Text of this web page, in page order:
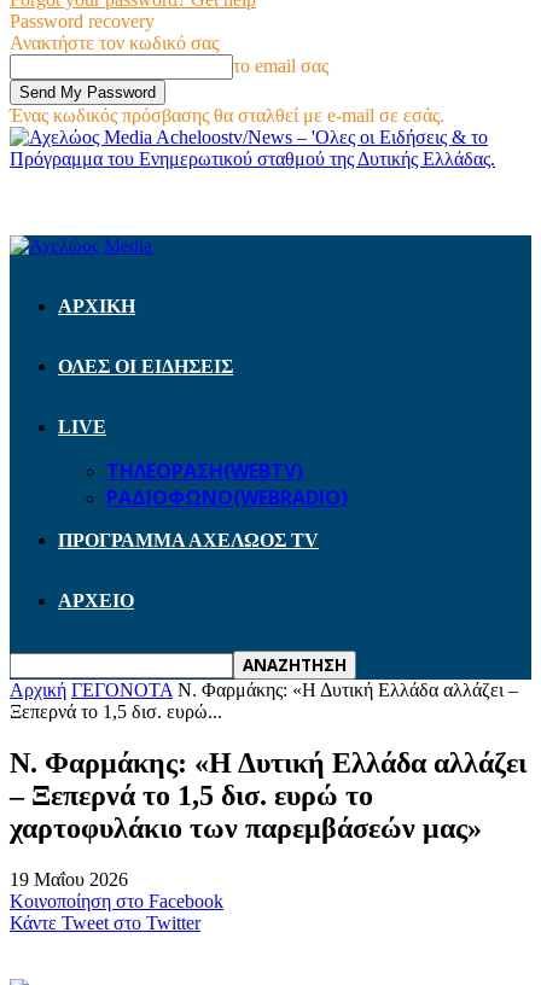
Password recovery
Ανακτήστε τον κωδικό σας
το email σας
Ένας κωδικός πρόσβασης θα σταλθεί με e-mail σε εσάς.
Acheloostv/News – 'Ολες οι Ειδήσεις & το
Πρόγραμμα του Ενημερωτικού σταθμού της Δυτικής Ελλάδας.
ΑΡΧΙΚΗ
ΟΛΕΣ ΟΙ ΕΙΔΗΣΕΙΣ
LIVE
ΤΗΛΕΟΡΑΣΗ(WEBTV)
ΡΑΔΙΟΦΩΝΟ(WEBRADIO)
ΠΡΟΓΡΑΜΜΑ ΑΧΕΛΩΟΣ TV
ΑΡΧΕΙΟ
Αρχική ΓΕΓΟΝΟΤΑ Ν. Φαρμάκης: «Η Δυτική Ελλάδα αλλάζει –
Ξεπερνά το 1,5 δισ. ευρώ...
Ν. Φαρμάκης: «Η Δυτική Ελλάδα αλλάζει
– Ξεπερνά το 1,5 δισ. ευρώ το
χαρτοφυλάκιο των παρεμβάσεών μας»
19 Μαΐου 2026
Κοινοποίηση στο Facebook
Κάντε Tweet στο Twitter